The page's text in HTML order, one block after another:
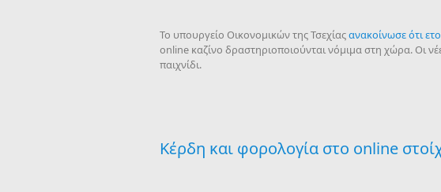
Το υπουργείο Οικονομικών της Τσεχίαςανακοίνωσε ότι
online καζίνο δραστηριοποιούνται νόμιμα στη χώρα. Οι
παιχνίδι.
Κέρδη και φορολογία στο online